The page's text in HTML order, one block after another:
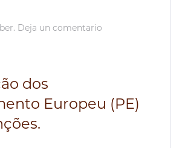
. Deja un comentario
dos
Europeu (PE)